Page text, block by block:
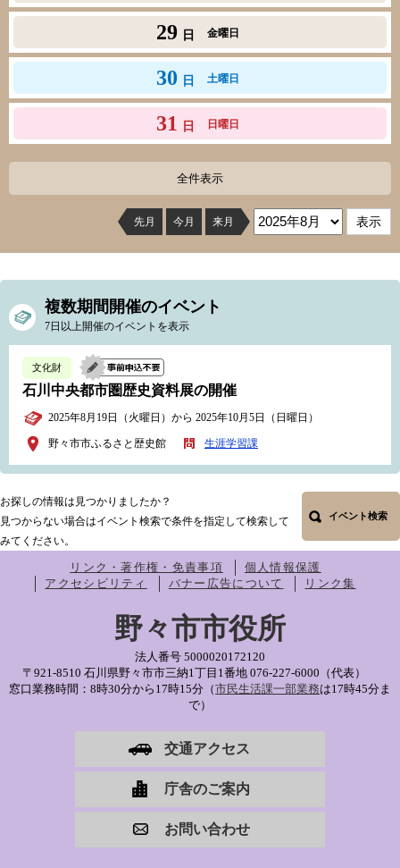
29 日 金曜日
30 日 土曜日
31 日 日曜日
全件表示
先月 今月 来月
複数期間開催のイベント
7日以上開催のイベントを表示
文化財
石川中央都市圏歴史資料展の開催
2025年8月19日（火曜日）から 2025年10月5日（日曜日）
野々市市ふるさと歴史館 生涯学習課
お探しの情報は見つかりましたか？
見つからない場合はイベント検索で条件を指定して検索して
みてください。
イベント検索
リンク・著作権・免責事項
個人情報保護
アクセシビリティ
バナー広告について リンク集
野々市市役所
法人番号 5000020172120
〒921-8510 石川県野々市市三納1丁目1番地 076-227-6000（代表）
窓口業務時間：8時30分から17時15分（市民生活課一部業務は17時45分ま
で）
交通アクセス
庁舎のご案内
お問い合わせ